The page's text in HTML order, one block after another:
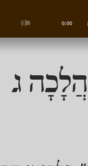
ג
0:00